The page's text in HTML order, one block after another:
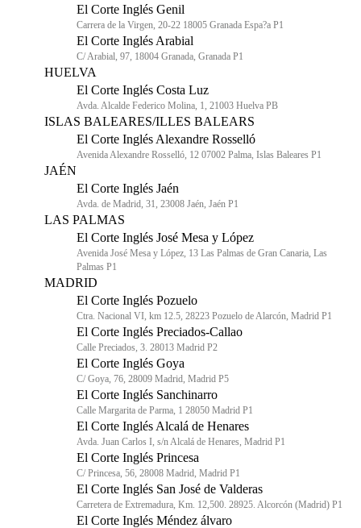
El Corte Inglés Genil
Carrera de la Virgen, 20-22 18005 Granada Espa?a P1
El Corte Inglés Arabial
C/ Arabial, 97, 18004 Granada, Granada P1
HUELVA
El Corte Inglés Costa Luz
Avda. Alcalde Federico Molina, 1, 21003 Huelva PB
ISLAS BALEARES/ILLES BALEARS
El Corte Inglés Alexandre Rosselló
Avenida Alexandre Rosselló, 12 07002 Palma, Islas Baleares P1
JAÉN
El Corte Inglés Jaén
Avda. de Madrid, 31, 23008 Jaén, Jaén P1
LAS PALMAS
El Corte Inglés José Mesa y López
Avenida José Mesa y López, 13 Las Palmas de Gran Canaria, Las
Palmas P1
MADRID
El Corte Inglés Pozuelo
Ctra. Nacional VI, km 12.5, 28223 Pozuelo de Alarcón, Madrid P1
El Corte Inglés Preciados-Callao
Calle Preciados, 3. 28013 Madrid P2
El Corte Inglés Goya
C/ Goya, 76, 28009 Madrid, Madrid P5
El Corte Inglés Sanchinarro
Calle Margarita de Parma, 1 28050 Madrid P1
El Corte Inglés Alcalá de Henares
Avda. Juan Carlos I, s/n Alcalá de Henares, Madrid P1
El Corte Inglés Princesa
C/ Princesa, 56, 28008 Madrid, Madrid P1
El Corte Inglés San José de Valderas
Carretera de Extremadura, Km. 12,500. 28925. Alcorcón (Madrid) P1
El Corte Inglés Méndez álvaro